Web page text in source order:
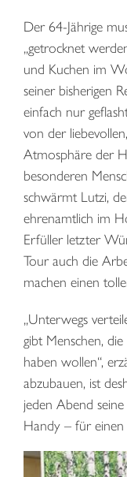
Der 64-Jährige
„getrocknet
und Kuchen im
seiner bisherigen
einfach nur
von der
Atmosphäre der
besonderen
schwärmt Lutzi,
ehrenamtlich im
Erfüller letzter
Tour auch die
machen einen
„Unterwegs
gibt Menschen,
haben wollen“,
abzubauen, ist
jeden Abend
Handy – für einen